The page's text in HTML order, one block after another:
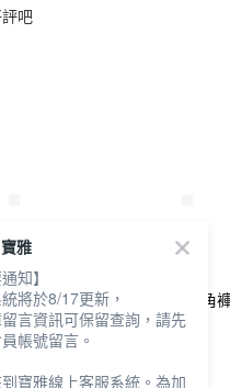
吧
內褲2入 帕恰狗女童三角
雅
知】
將於8/17更新，
言資訊可保留查詢，請先
帳號留言。
寶雅線上客服系統。為加